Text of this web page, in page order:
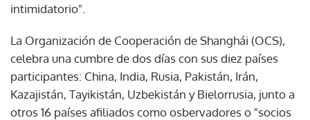
intimidatorio".
La Organización de Cooperación de Shanghái (OCS),
celebra una cumbre de dos días con sus diez países
participantes: China, India, Rusia, Pakistán, Irán,
Kazajistán, Tayikistán, Uzbekistán y Bielorrusia, junto a
otros 16 países afiliados como osbervadores o "socios